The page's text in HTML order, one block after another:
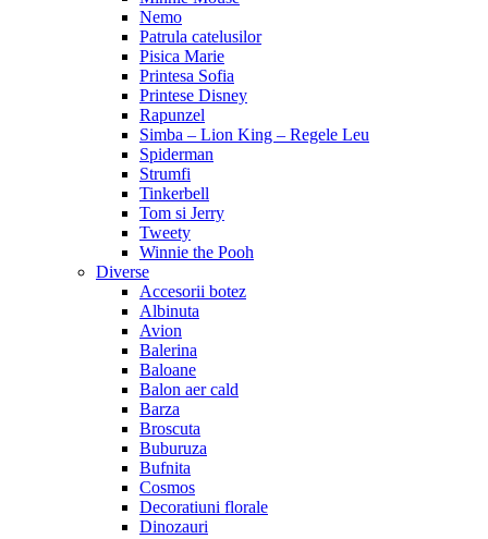
Nemo
Patrula catelusilor
Pisica Marie
Printesa Sofia
Printese Disney
Rapunzel
Simba – Lion King – Regele Leu
Spiderman
Strumfi
Tinkerbell
Tom si Jerry
Tweety
Winnie the Pooh
Diverse
Accesorii botez
Albinuta
Avion
Balerina
Baloane
Balon aer cald
Barza
Broscuta
Buburuza
Bufnita
Cosmos
Decoratiuni florale
Dinozauri